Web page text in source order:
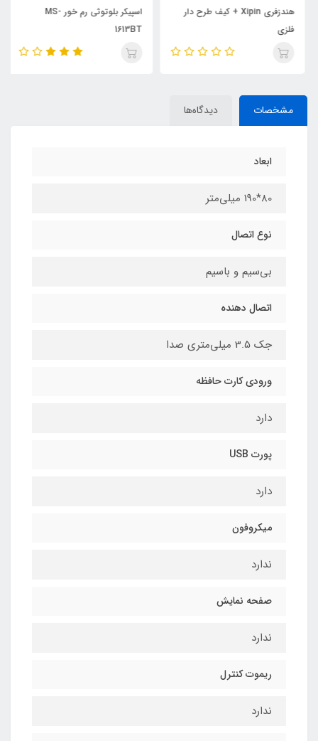
هندزفری Xipin + کیف طرح دار
فلزی
اسپیکر بلوتوثی رم خور MS-
1613BT
مشخصات دیدگاه‌ها
ابعاد
80*190 میلی‌متر
نوع اتصال
بی‌سیم و باسیم
اتصال دهنده
جک 3.5 میلی‌متری صدا
ورودی کارت حافظه
دارد
پورت USB
دارد
میکروفون
ندارد
صفحه نمایش
ندارد
ریموت کنترل
ندارد